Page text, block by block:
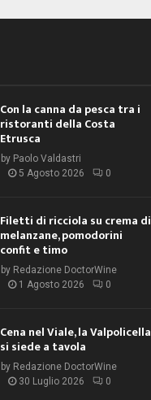
Con la canna da pesca tra i
ristoranti della Costa
Etrusca
by Paolo Valdastri
5 Agosto 2026
0
Filetti di ricciola su crema di
melanzane, pomodorini
confit e timo
by Redazione DoctorWine
1 Agosto 2026
0
Cena nel Viale, la Valpolicella
si siede a tavola
by Redazione DoctorWine
30 Luglio 2026
0